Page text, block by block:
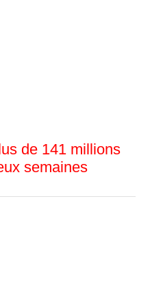
de 141 millions
semaines